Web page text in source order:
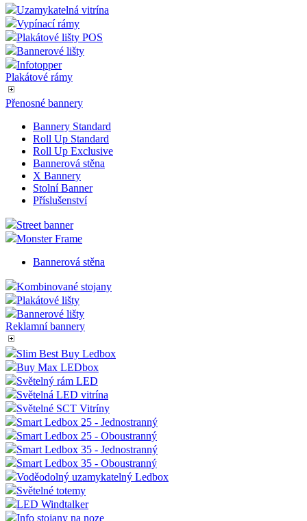
Plakátové rámy k přichycení na Sklo
PVC kapsy na sklo
Klaprámy do výlohy
Magnetické rámečky
Plakátové rámy DURABLE
Uzamykatelná vitrína
Plakátové lišty POS
Bannerové lišty
Infotopper
Plakátové rámy
Přenosné bannery
Roll Up Standard
Roll Up Exclusive
Bannerová stěna
X Bannery
Stolní Banner
Příslušenství
Street banner
Monster Frame
Bannerová stěna
Kombinované stojany
Plakátové lišty
Bannerové lišty
Reklamní bannery
Slim Best Buy Ledbox
Buy Max LEDbox
Světelný rám LED
Světelná LED vitrína
Světelné SCT Vitríny
Smart Ledbox 25 - Jednostranný